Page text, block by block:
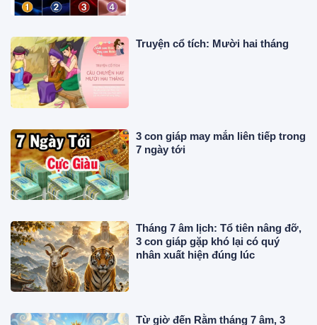
Truyện cổ tích: Mười hai tháng
3 con giáp may mắn liên tiếp trong
7 ngày tới
Tháng 7 âm lịch: Tổ tiên nâng đỡ,
3 con giáp gặp khó lại có quý
nhân xuất hiện đúng lúc
Từ giờ đến Rằm tháng 7 âm, 3